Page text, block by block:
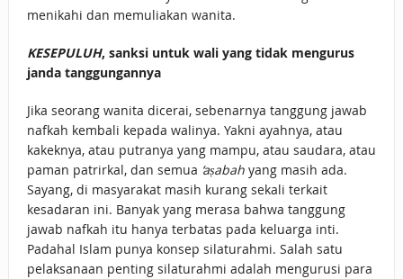
menikahi dan memuliakan wanita.
KESEPULUH, sanksi untuk wali yang tidak mengurus
janda tanggungannya
Jika seorang wanita dicerai, sebenarnya tanggung jawab
nafkah kembali kepada walinya. Yakni ayahnya, atau
kakeknya, atau putranya yang mampu, atau saudara, atau
paman patrirkal, dan semua ‘aṣabahyang masih ada.
Sayang, di masyarakat masih kurang sekali terkait
kesadaran ini. Banyak yang merasa bahwa tanggung
jawab nafkah itu hanya terbatas pada keluarga inti.
Padahal Islam punya konsep silaturahmi. Salah satu
pelaksanaan penting silaturahmi adalah mengurusi para